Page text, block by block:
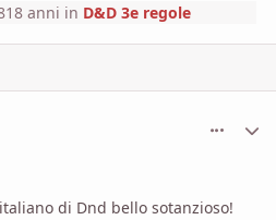
18 anni in D&D 3e regole
di Dnd bello sotanzioso!